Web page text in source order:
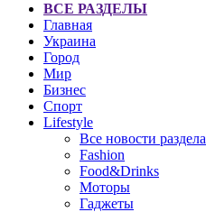
ВСЕ РАЗДЕЛЫ
Главная
Украина
Город
Мир
Бизнес
Спорт
Lifestyle
Все новости раздела
Fashion
Food&Drinks
Моторы
Гаджеты